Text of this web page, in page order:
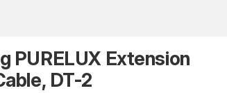
PURELUX Extension
DT-2